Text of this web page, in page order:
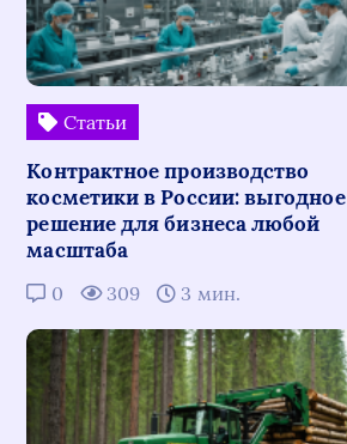
Статьи
Контрактное производство
косметики в России: выгодное
решение для бизнеса любой
масштаба
0 309 3 мин.